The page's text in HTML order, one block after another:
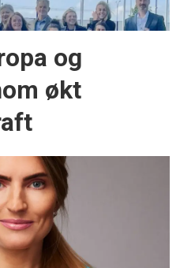
og
økt